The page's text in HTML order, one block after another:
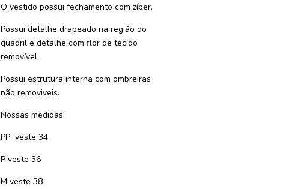
O vestido possui fechamento com zíper.
Possui detalhe drapeado na região do
quadril e detalhe com flor de tecido
removível.
Possui estrutura interna com ombreiras
não removiveis.
Nossas medidas:
PP veste 34
P veste 36
M veste 38